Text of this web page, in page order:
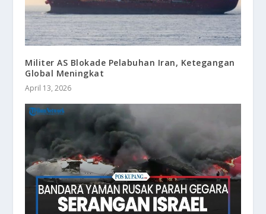
Militer AS Blokade Pelabuhan Iran, Ketegangan
Global Meningkat
April 13, 2026